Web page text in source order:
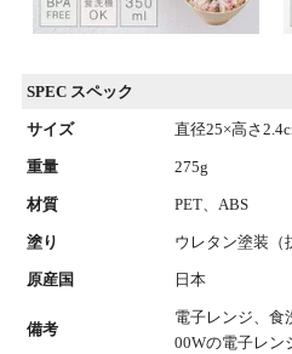
SPEC スペック
サイズ 直径25×高さ
重量 275g
材質 PET、ABS
塗り ウレタン塗装（
原産国 日本
備考
電子レンジ、食
00Wの電子レン